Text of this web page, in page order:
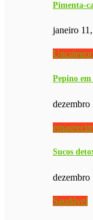
Pimenta-
janeiro
Pepino em
dezembro
Sucos
dezembro
Saudável